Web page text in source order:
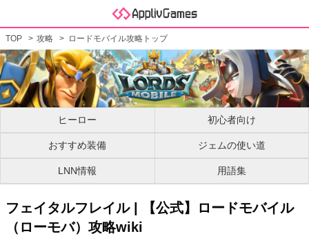
TOP 攻略 ロードモバイル攻略トップ
ヒーロー 初心者向け
おすすめ装備 ジェムの使い道
LNN情報 用語集
フェイタルフレイル | 【公式】ロードモバイル
（ローモバ）攻略wiki